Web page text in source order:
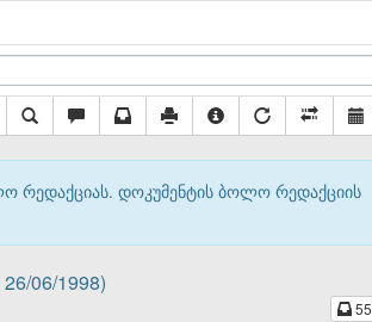
რედაქციას. დოკუმენტის ბოლო რედაქციის
06/1998)
55